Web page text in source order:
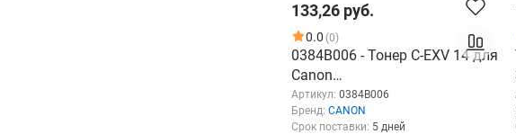
133,26 руб.
0.0 (0)
0384B006 - Тонер C-EXV 14 для
Canon
iR2016/2018/2020/2022/2025/
2030/2318/2320 1 туба 460 гр.
Артикул: 0384B006
Бренд: CANON
Срок поставки: 5 дней